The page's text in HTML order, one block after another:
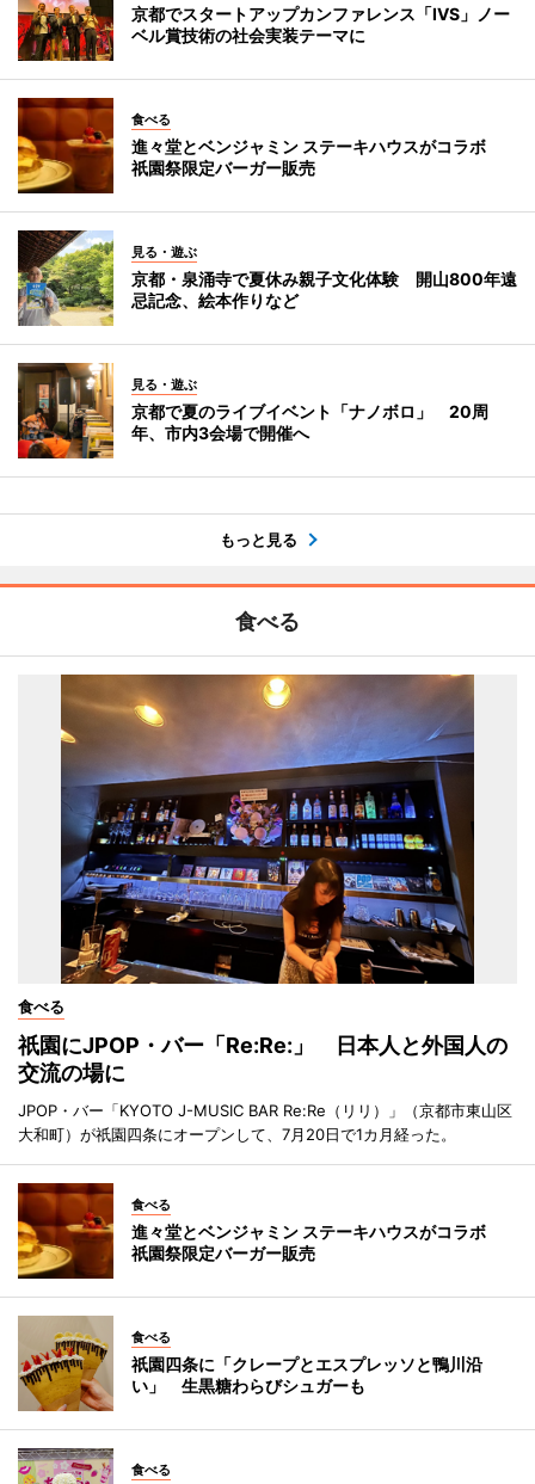
京都でスタートアップカンファレンス「IVS」ノー
ベル賞技術の社会実装テーマに
食べる
進々堂とベンジャミン ステーキハウスがコラボ
祇園祭限定バーガー販売
見る・遊ぶ
京都・泉涌寺で夏休み親子文化体験 開山800年遠
忌記念、絵本作りなど
見る・遊ぶ
京都で夏のライブイベント「ナノボロ」 20周
年、市内3会場で開催へ
もっと見る
食べる
食べる
祇園にJPOP・バー「Re:Re:」 日本人と外国人の
交流の場に
JPOP・バー「KYOTO J-MUSIC BAR Re:Re（リリ）」（京都市東山区
大和町）が祇園四条にオープンして、7月20日で1カ月経った。
食べる
進々堂とベンジャミン ステーキハウスがコラボ
祇園祭限定バーガー販売
食べる
祇園四条に「クレープとエスプレッソと鴨川沿
い」 生黒糖わらびシュガーも
食べる